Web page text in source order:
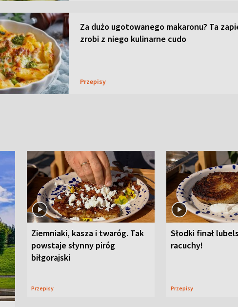
Za dużo ugotowanego makaronu? Ta
zrobi z niego kulinarne cudo
Przepisy
Ziemniaki, kasza i twaróg. Tak
powstaje słynny piróg
biłgorajski
Przepisy
Słodki finał
racuchy!
Przepisy